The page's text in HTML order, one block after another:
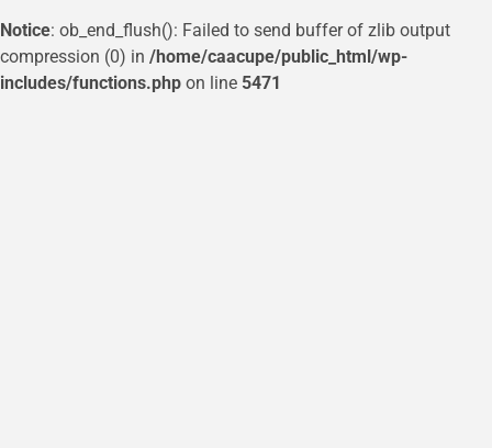
Notice: ob_end_flush(): Failed to send buffer of zlib output
compression (0) in /home/caacupe/public_html/wp-
includes/functions.php on line 5471